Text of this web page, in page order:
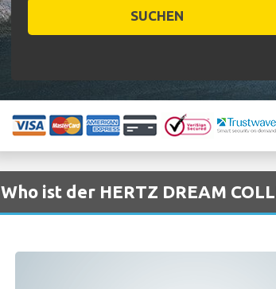
SUCHEN
Who ist der HERTZ DREAM